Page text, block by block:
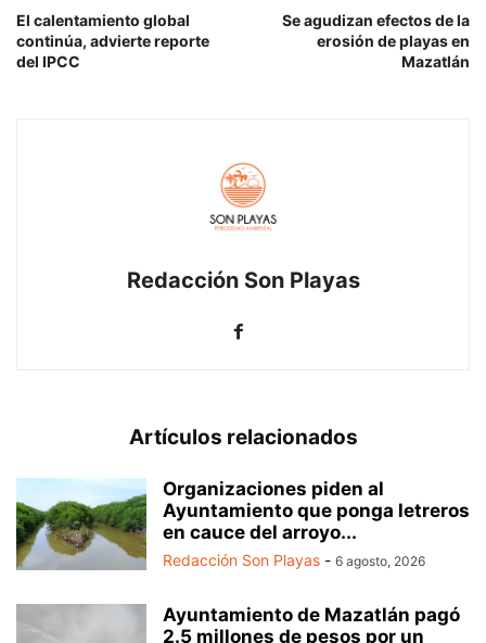
El calentamiento global
continúa, advierte reporte
del IPCC
Se agudizan efectos de la
erosión de playas en
Mazatlán
Redacción Son Playas
Artículos relacionados
Organizaciones piden al
Ayuntamiento que ponga letreros
en cauce del arroyo...
Redacción Son Playas - 6 agosto, 2026
Ayuntamiento de Mazatlán pagó
2.5 millones de pesos por un